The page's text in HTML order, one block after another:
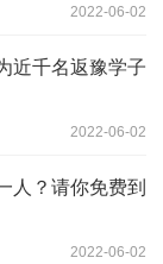
2022-06-02
近千名返豫学子
2022-06-02
人？请你免费到
2022-06-02